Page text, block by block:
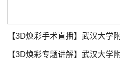
【3D焕彩手术直播】武汉大学
【3D焕彩专题讲解】武汉大学